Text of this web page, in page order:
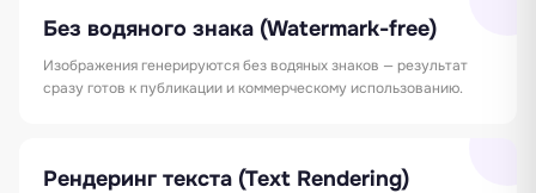
Без водяного знака (Watermark-free)
Изображения генерируются без водяных знаков — результат
сразу готов к публикации и коммерческому использованию.
Рендеринг текста (Text Rendering)